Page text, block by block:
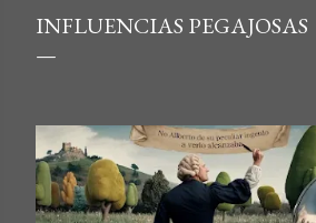
INFLUENCIAS PEGAJOSAS